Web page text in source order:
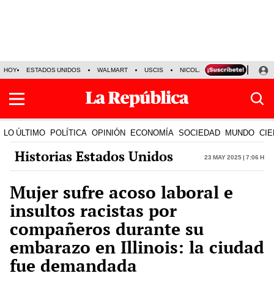
HOY ESTADOS UNIDOS WALMART USCIS NICOLÁS MADURO P-8
LO ÚLTIMO POLÍTICA OPINIÓN ECONOMÍA SOCIEDAD MUNDO
Historias Estados Unidos 23 May 2025 | 7:06 h
Mujer sufre acoso laboral e
insultos racistas por
compañeros durante su
embarazo en Illinois: la ciudad
fue demandada